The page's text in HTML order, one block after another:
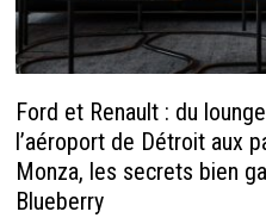
Ford et Renault : du
l’aéroport de Détroit aux
Monza, les secrets bien
Blueberry